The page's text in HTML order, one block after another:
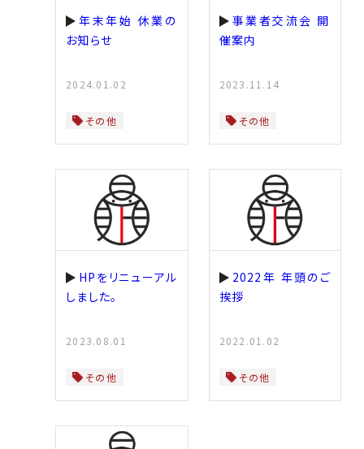
年末年始 休業の
お知らせ
2024.01.02
その他
事業者交流会 開
催案内
2023.11.14
その他
HPをリニューアル
しました。
2023.08.01
その他
2022年 年頭のご
挨拶
2022.01.02
その他